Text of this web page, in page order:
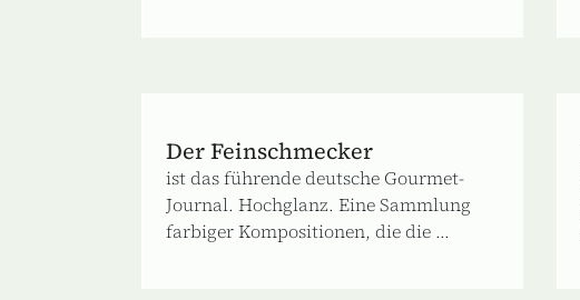
Der Feinschmecker
ist das führende deutsche Gourmet-
Journal. Hochglanz. Eine Sammlung
farbiger Kompositionen, die die ...